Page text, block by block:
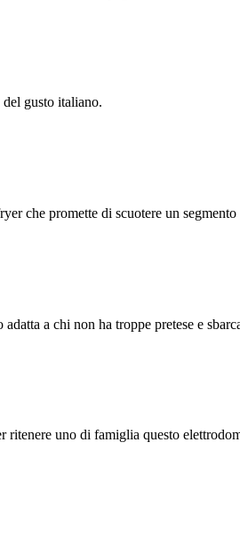
gusto italiano.
che promette di scuotere un
a chi non ha troppe pretese e
uno di famiglia questo